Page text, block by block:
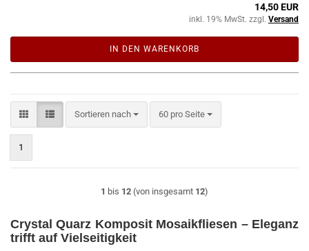
14,50 EUR
inkl. 19% MwSt. zzgl. Versand
IN DEN WARENKORB
Sortieren nach
Sortieren nach 60 pro Seite
pro Seite
1
1 bis 12 (von insgesamt 12)
Crystal Quarz Komposit Mosaikfliesen – Eleganz
trifft auf Vielseitigkeit